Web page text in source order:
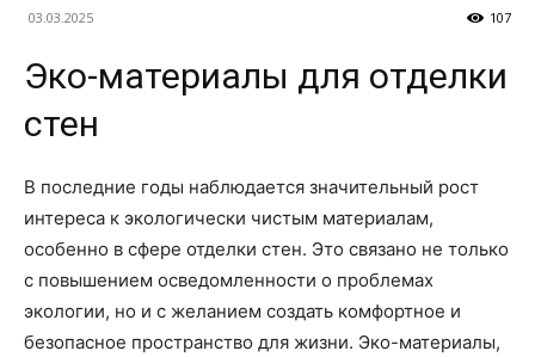
03.03.2025 107
Эко-материалы для отделки
стен
В последние годы наблюдается значительный рост
интереса к экологически чистым материалам,
особенно в сфере отделки стен. Это связано не только
с повышением осведомленности о проблемах
экологии, но и с желанием создать комфортное и
безопасное пространство для жизни. Эко-материалы,